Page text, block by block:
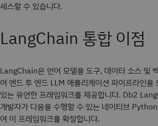
세스할 수 있습니다.
LangChain 통합 이점
LangChain은 언어 모델을 도구, 데이터 소스 및
여 엔드 투 엔드 LLM 애플리케이션 파이프라인을
있는 유연한 프레임워크를 제공합니다. Db2
개발자가 다음을 수행할 수 있는 네이티브
여 이 프레임워크를 확장합니다.